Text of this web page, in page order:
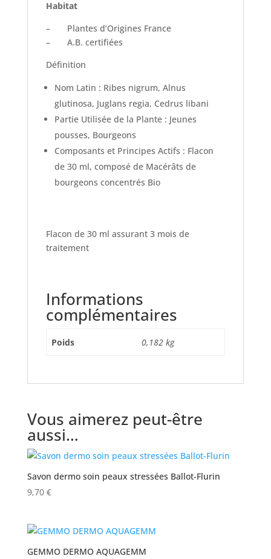
Habitat
– Plantes d’Origines France
– A.B. certifiées
Définition
Nom Latin : Ribes nigrum, Alnus
glutinosa, Juglans regia, Cedrus libani
Partie Utilisée de la Plante : Jeunes
pousses, Bourgeons
Composants et Principes Actifs : Flacon
de 30 ml, composé de Macérâts de
bourgeons concentrés Bio
Flacon de 30 ml assurant 3 mois de
traitement
Informations
complémentaires
Poids 0,182 kg
Vous aimerez peut-être
aussi…
Savon dermo soin peaux stressées Ballot-Flurin
9,70 €
GEMMO DERMO AQUAGEMM